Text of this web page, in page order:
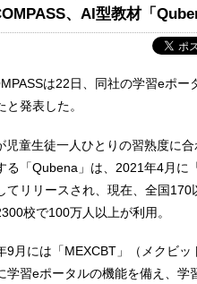
、AI型教材「
は22日、同社の学習eポ
と発表した。
児童生徒一人ひとりの習熟度に
る「Qubena」は、2021年4月に
てリリースされ、現在、全国170
校で100万人以上が利用。
9月には「MEXCBT」（メクビ
学習eポータルの機能を備え、学